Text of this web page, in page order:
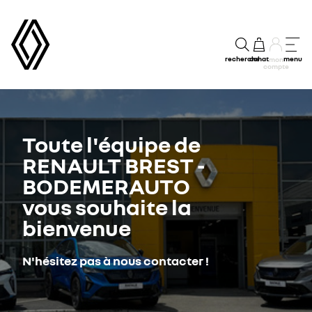
rechercheachatmon
compte
menu
Toute l'équipe de
RENAULT BREST -
BODEMERAUTO
vous souhaite la
bienvenue
N'hésitez pas à nous contacter !